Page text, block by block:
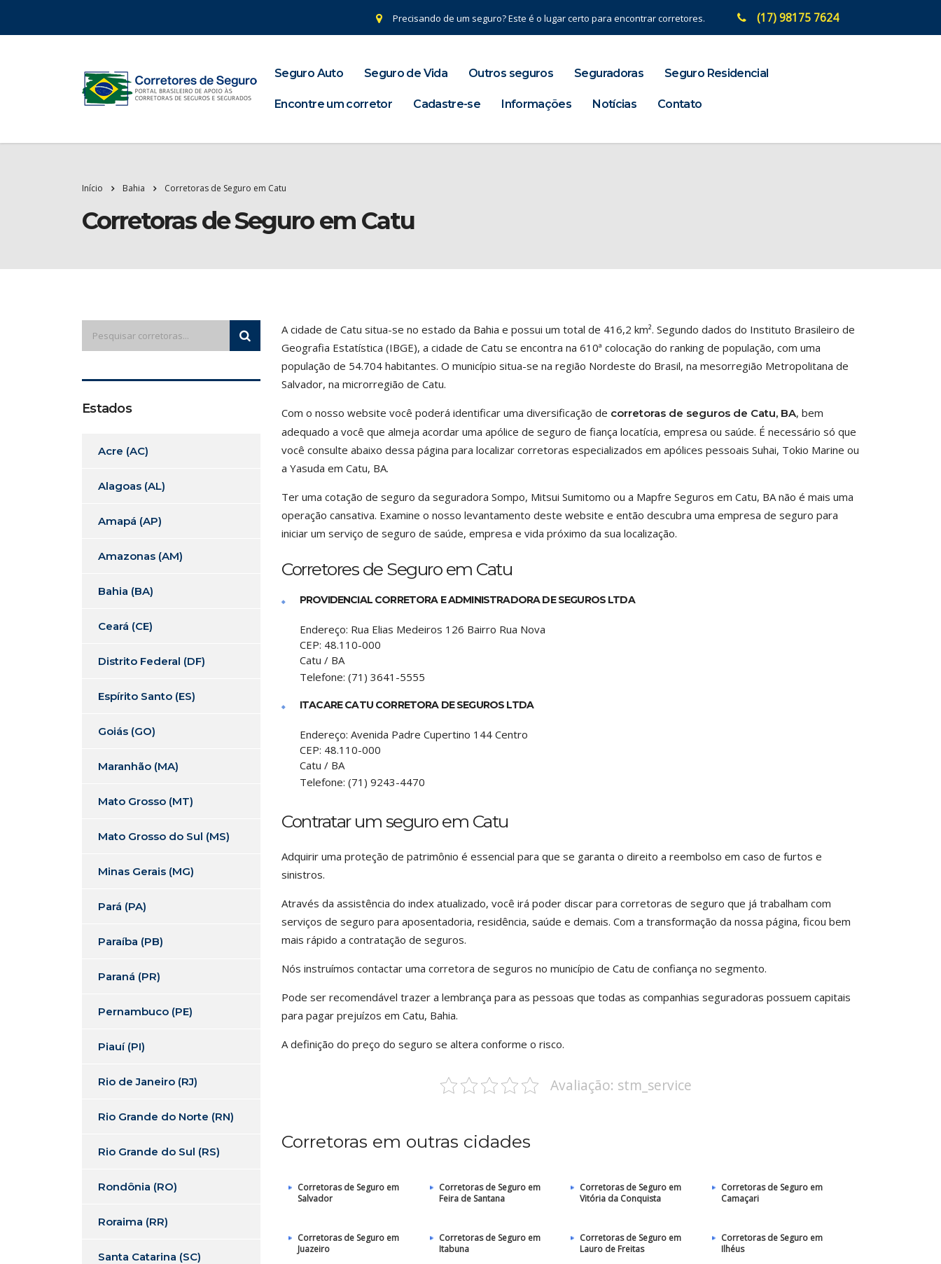
Precisando de um seguro? Este é o lugar certo para encontrar corretores. (17) 98175 7624
Seguro Auto Seguro de Vida Outros seguros Seguradoras Seguro Residencial
Encontre um corretor Cadastre-se Informações Notícias Contato
Início Bahia Corretoras de Seguro em Catu
Corretoras de Seguro em Catu
A cidade de Catu situa-se no estado da Bahia e possui um total de 416,2 km². Segundo dados do Instituto Brasileiro de
Geografia Estatística (IBGE), a cidade de Catu se encontra na 610ª colocação do ranking de população, com uma
população de 54.704 habitantes. O município situa-se na região Nordeste do Brasil, na mesorregião Metropolitana de
Salvador, na microrregião de Catu.
Com o nosso website você poderá identificar uma diversificação de corretoras de seguros de Catu, BA, bem
adequado a você que almeja acordar uma apólice de seguro de fiança locatícia, empresa ou saúde. É necessário só que
você consulte abaixo dessa página para localizar corretoras especializados em apólices pessoais Suhai, Tokio Marine ou
a Yasuda em Catu, BA.
Ter uma cotação de seguro da seguradora Sompo, Mitsui Sumitomo ou a Mapfre Seguros em Catu, BA não é mais uma
operação cansativa. Examine o nosso levantamento deste website e então descubra uma empresa de seguro para
iniciar um serviço de seguro de saúde, empresa e vida próximo da sua localização.
Corretores de Seguro em Catu
PROVIDENCIAL CORRETORA E ADMINISTRADORA DE SEGUROS LTDA
Endereço: Rua Elias Medeiros 126 Bairro Rua Nova
CEP: 48.110-000
Catu / BA
Telefone: (71) 3641-5555
ITACARE CATU CORRETORA DE SEGUROS LTDA
Endereço: Avenida Padre Cupertino 144 Centro
CEP: 48.110-000
Catu / BA
Telefone: (71) 9243-4470
Contratar um seguro em Catu
Adquirir uma proteção de patrimônio é essencial para que se garanta o direito a reembolso em caso de furtos e
sinistros.
Através da assistência do index atualizado, você irá poder discar para corretoras de seguro que já trabalham com
serviços de seguro para aposentadoria, residência, saúde e demais. Com a transformação da nossa página, ficou bem
mais rápido a contratação de seguros.
Nós instruímos contactar uma corretora de seguros no município de Catu de confiança no segmento.
Pode ser recomendável trazer a lembrança para as pessoas que todas as companhias seguradoras possuem capitais
para pagar prejuízos em Catu, Bahia.
A definição do preço do seguro se altera conforme o risco.
Avaliação: stm_service
Corretoras em outras cidades
Corretoras de Seguro em
Salvador
Corretoras de Seguro em
Feira de Santana
Corretoras de Seguro em
Vitória da Conquista
Corretoras de Seguro em
Camaçari
Corretoras de Seguro em
Juazeiro
Corretoras de Seguro em
Itabuna
Corretoras de Seguro em
Lauro de Freitas
Corretoras de Seguro em
Ilhéus
Estados
Acre (AC)
Alagoas (AL)
Amapá (AP)
Amazonas (AM)
Bahia (BA)
Ceará (CE)
Distrito Federal (DF)
Espírito Santo (ES)
Goiás (GO)
Maranhão (MA)
Mato Grosso (MT)
Mato Grosso do Sul (MS)
Minas Gerais (MG)
Pará (PA)
Paraíba (PB)
Paraná (PR)
Pernambuco (PE)
Piauí (PI)
Rio de Janeiro (RJ)
Rio Grande do Norte (RN)
Rio Grande do Sul (RS)
Rondônia (RO)
Roraima (RR)
Santa Catarina (SC)